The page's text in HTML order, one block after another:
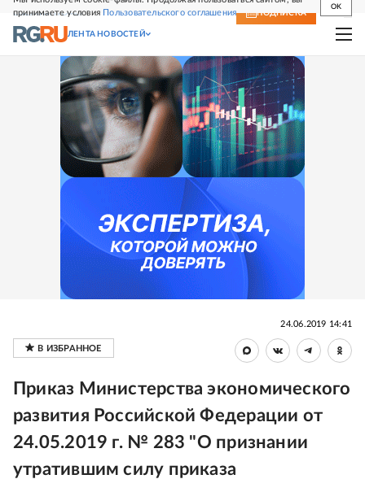
принимаете условия Пользовательского соглашения
OK
СВЕЖИЙ НОМЕР ПОДПИСКА
ЛЕНТА НОВОСТЕЙ
24.06.2019 14:41
Приказ Министерства экономического
развития Российской Федерации от
24.05.2019 г. № 283 "О признании
утратившим силу приказа